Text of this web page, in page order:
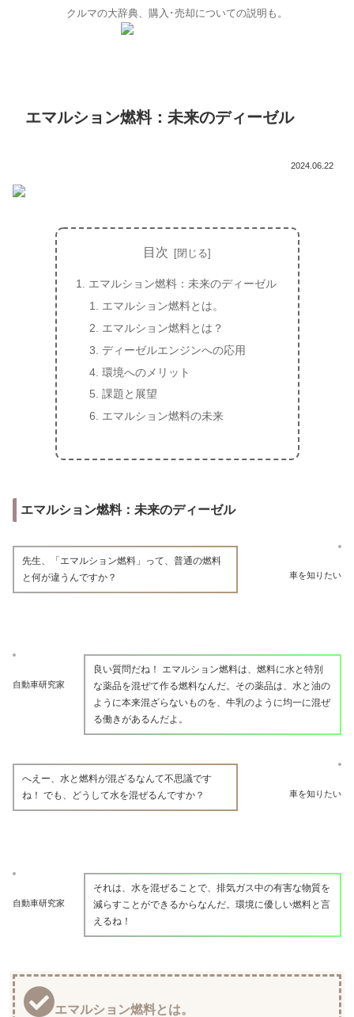
クルマの大辞典、購入･売却についての説明も。
エマルション燃料：未来のディーゼル
2024.06.22
目次
エマルション燃料：未来のディーゼル
エマルション燃料とは。
エマルション燃料とは？
ディーゼルエンジンへの応用
環境へのメリット
課題と展望
エマルション燃料の未来
エマルション燃料：未来のディーゼル
車を知りたい
先生、「エマルション燃料」って、普通の燃料
と何が違うんですか？
自動車研究家
良い質問だね！ エマルション燃料は、燃料に水と特別
な薬品を混ぜて作る燃料なんだ。その薬品は、水と油の
ように本来混ざらないものを、牛乳のように均一に混ぜ
る働きがあるんだよ。
車を知りたい
へえー、水と燃料が混ざるなんて不思議です
ね！ でも、どうして水を混ぜるんですか？
自動車研究家
それは、水を混ぜることで、排気ガス中の有害な物質を
減らすことができるからなんだ。環境に優しい燃料と言
えるね！
エマルション燃料とは。